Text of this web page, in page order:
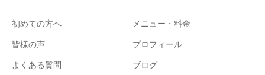
初めての方へ メニュー・料金
皆様の声 プロフィール
よくある質問 ブログ